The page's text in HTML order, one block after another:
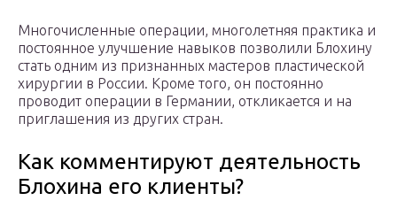
Многочисленные операции, многолетняя практика и
постоянное улучшение навыков позволили Блохину
стать одним из признанных мастеров пластической
хирургии в России. Кроме того, он постоянно
проводит операции в Германии, откликается и на
приглашения из других стран.
Как комментируют деятельность
Блохина его клиенты?